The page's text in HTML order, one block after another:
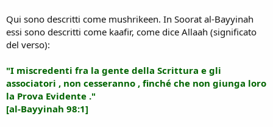
Qui sono descritti come mushrikeen. In Soorat al-Bayyinah
essi sono descritti come kaafir, come dice Allaah (significato
del verso):
"I miscredenti fra la gente della Scrittura e gli
associatori , non cesseranno , finché che non giunga loro
la Prova Evidente ."
[al-Bayyinah 98:1]